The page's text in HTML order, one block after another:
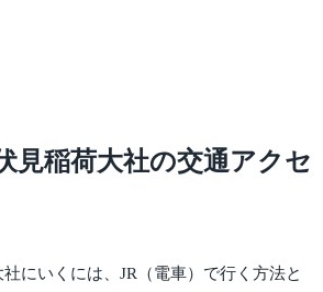
見稲荷大社の交通アクセ
にいくには、JR（電車）で行く方法と